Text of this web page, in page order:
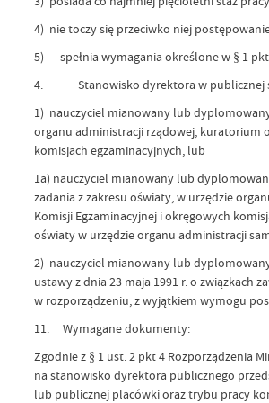
4) nie toczy się przeciwko niej
5) spełnia wymagania określone w § 1 pkt
4. Stanowisko dyrektora w publicznej
1) nauczyciel mianowany lub
organu administracji rządowej, kuratorium
komisjach egzaminacyjnych, lub
1a) nauczyciel mianowany lub
zadania z zakresu oświaty, w urzędzie
Komisji Egzaminacyjnej i okręgowych
oświaty w urzędzie organu administracji
2) nauczyciel mianowany lub
ustawy z dnia 23 maja 1991 r. o związkach
w rozporządzeniu, z wyjątkiem wymogu
11. Wymagane dokumenty:
Zgodnie z § 1 ust. 2 pkt 4 Rozporządzenia
na stanowisko dyrektora publicznego
lub publicznej placówki oraz trybu pracy